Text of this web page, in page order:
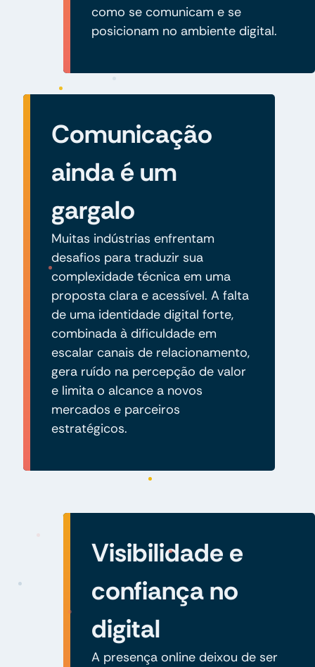
como se comunicam e se
posicionam no ambiente digital.
Comunicação
ainda é um
gargalo
Muitas indústrias enfrentam
desafios para traduzir sua
complexidade técnica em uma
proposta clara e acessível. A falta
de uma identidade digital forte,
combinada à dificuldade em
escalar canais de relacionamento,
gera ruído na percepção de valor
e limita o alcance a novos
mercados e parceiros
estratégicos.
Visibilidade e
confiança no
digital
A presença online deixou de ser